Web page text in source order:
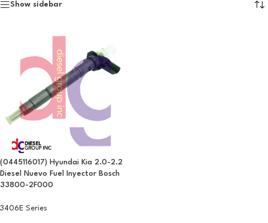
Show sidebar
(0445116017) Hyundai Kia 2.0-2.2
Diesel Nuevo Fuel Inyector Bosch
33800-2F000
3406E Series